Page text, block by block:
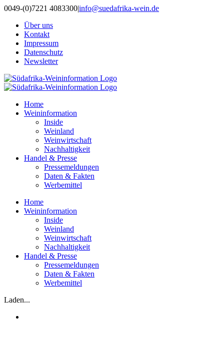
Zum
springen
0049-(0)7221 4083300|info@suedafrika-wein.de
Über uns
Kontakt
Impressum
Datenschutz
Newsletter
Home
Weininformation
Inside
Weinland
Weinwirtschaft
Nachhaltigkeit
Handel & Presse
Pressemeldungen
Daten & Fakten
Werbemittel
Home
Weininformation
Inside
Weinland
Weinwirtschaft
Nachhaltigkeit
Handel & Presse
Pressemeldungen
Daten & Fakten
Werbemittel
Laden...